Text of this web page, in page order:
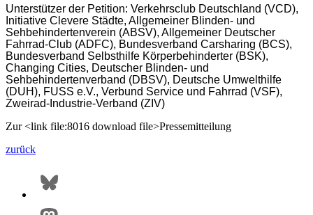
Unterstützer der Petition: Verkehrsclub Deutschland (VCD),
Initiative Clevere Städte, Allgemeiner Blinden- und
Sehbehindertenverein (ABSV), Allgemeiner Deutscher
Fahrrad-Club (ADFC), Bundesverband Carsharing (BCS),
Bundesverband Selbsthilfe Körperbehinderter (BSK),
Changing Cities, Deutscher Blinden- und
Sehbehindertenverband (DBSV), Deutsche Umwelthilfe
(DUH), FUSS e.V., Verbund Service und Fahrrad (VSF),
Zweirad-Industrie-Verband (ZIV)
Zur <link file:8016 download file>Pressemitteilung
zurück